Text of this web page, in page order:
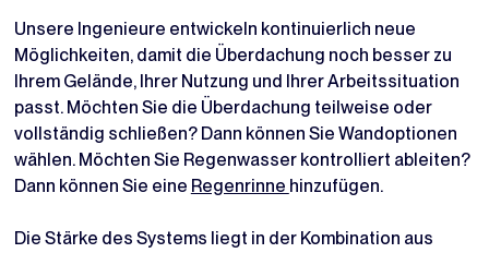
Unsere Ingenieure entwickeln kontinuierlich neue
Möglichkeiten, damit die Überdachung noch besser zu
Ihrem Gelände, Ihrer Nutzung und Ihrer Arbeitssituation
passt. Möchten Sie die Überdachung teilweise oder
vollständig schließen? Dann können Sie Wandoptionen
wählen. Möchten Sie Regenwasser kontrolliert ableiten?
Dann können Sie eine Regenrinne hinzufügen.
Die Stärke des Systems liegt in der Kombination aus